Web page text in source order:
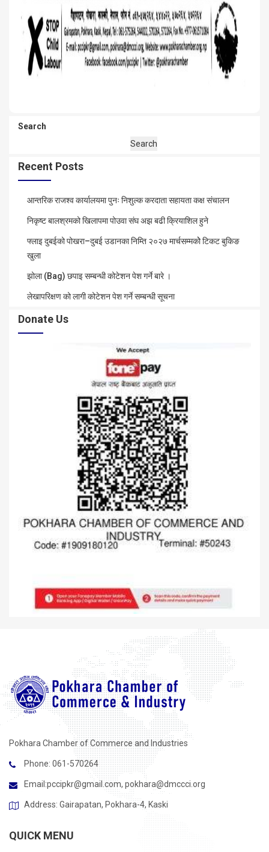
Search
Search
Recent Posts
आन्तरिक राजश्व कार्यालयमा पुनः निशुल्क करदाता सहायता कक्ष संचालन
निकृष्ट बालश्रमको खिलापमा पोउवा संघ अझ बढी क्रियाशिल हुने
फ्लाइ दुबईको पोखरा–दुबई उडानका निम्ति २०२७ मार्चसम्मकोे टिकट बुकिङ
खुला
झोला (Bag) छपाइ सम्बन्धी कोटेशन पेश गर्ने बारे ।
लेखापरिक्षण को लागी कोटेशन पेश गर्ने सम्बन्धी सूचना
Donate Us
Pokhara Chamber of Commerce and Industries
Phone: 061-570264
Email:pccipkr@gmail.com, pokhara@dmccci.org
Address: Gairapatan, Pokhara-4, Kaski
QUICK MENU